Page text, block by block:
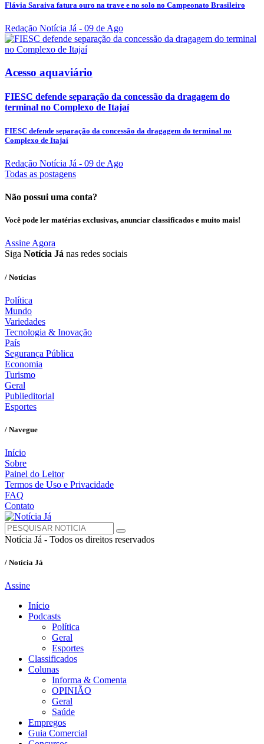
Flávia Saraiva fatura ouro na trave e no solo no Campeonato Brasileiro
Redação Notícia Já - 09 de Ago
Acesso aquaviário
FIESC defende separação da concessão da dragagem do
terminal no Complexo de Itajaí
FIESC defende separação da concessão da dragagem do terminal no
Complexo de Itajaí
Redação Notícia Já - 09 de Ago
Todas as postagens
Não possui uma conta?
Você pode ler matérias exclusivas, anunciar classificados e muito mais!
Assine Agora
Siga Notícia Já nas redes sociais
/ Notícias
Política
Mundo
Variedades
Tecnologia & Inovação
País
Segurança Pública
Economia
Turismo
Geral
Publieditorial
Esportes
/ Navegue
Início
Sobre
Painel do Leitor
Termos de Uso e Privacidade
FAQ
Contato
Notícia Já - Todos os direitos reservados
/ Notícia Já
Assine
Início
Podcasts
Política
Geral
Esportes
Classificados
Colunas
Informa & Comenta
OPINIÃO
Geral
Saúde
Empregos
Guia Comercial